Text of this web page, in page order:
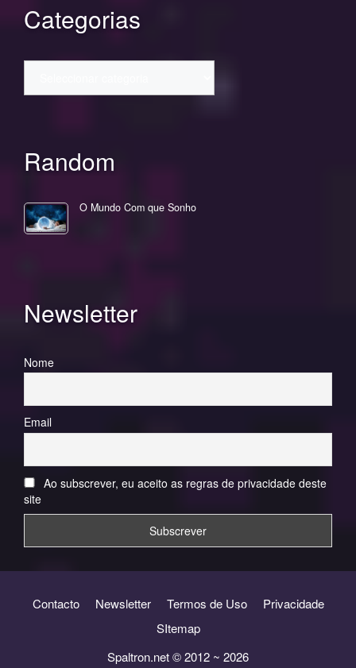
Categorias
Random
O Mundo Com que Sonho
Newsletter
Nome
Email
Ao subscrever, eu aceito as regras de privacidade deste
site
Contacto Newsletter Termos de Uso
Privacidade
SItemap
Spaltron.net © 2012 ~ 2026